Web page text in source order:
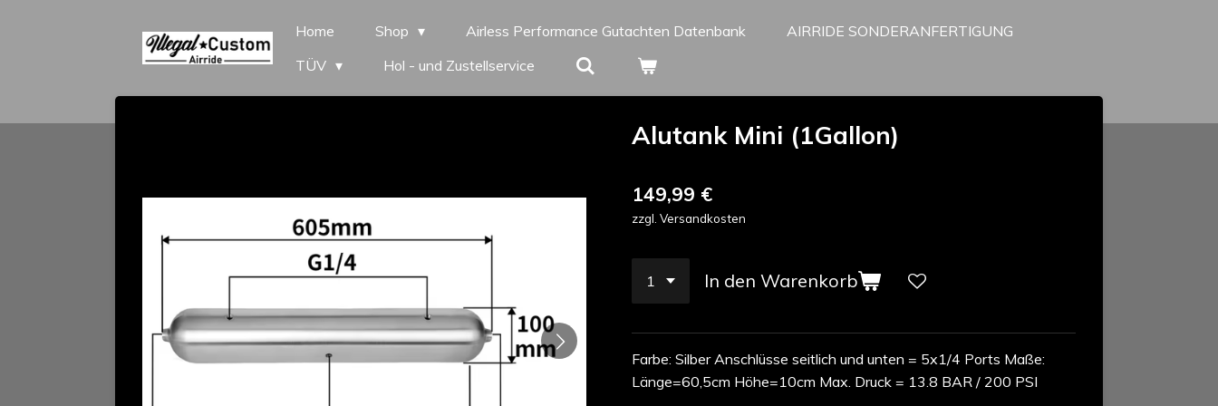
Home Shop Airless Performance Gutachten Datenbank
AIRRIDE SONDERANFERTIGUNG
TÜV
Hol - und Zustellservice
Alutank Mini (1Gallon)
149,99 €
zzgl. Versandkosten
In den Warenkorb
Farbe: Silber Anschlüsse seitlich und unten = 5x1/4 Ports Maße:
Länge=60,5cm Höhe=10cm Max. Druck = 13.8 BAR / 200 PSI